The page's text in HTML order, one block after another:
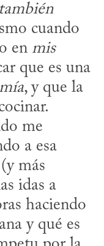
cuando
en mis
, y que la
me
a esa
más
idas a
haciendo
y qué es